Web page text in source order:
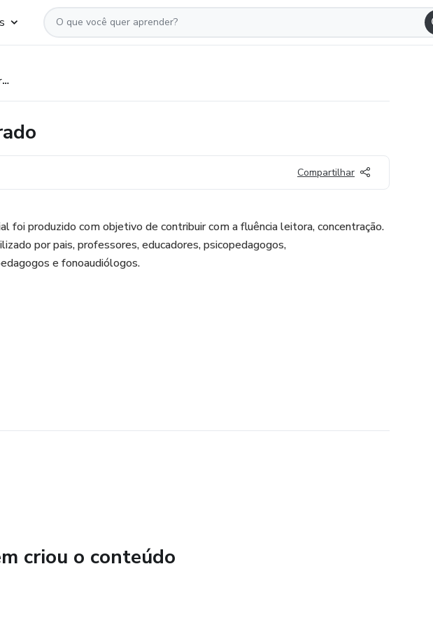
Apostila Certo ou Errado
Compartilhar
foi produzido com objetivo de contribuir com a fluência leitora, concentração.
por pais, professores, educadores, psicopedagogos,
e fonoaudiólogos.
criou o conteúdo